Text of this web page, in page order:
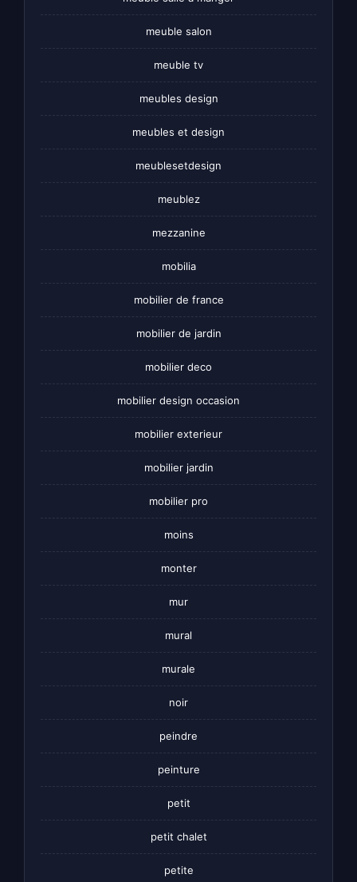
meuble salon
meuble tv
meubles design
meubles et design
meublesetdesign
meublez
mezzanine
mobilia
mobilier de france
mobilier de jardin
mobilier deco
mobilier design occasion
mobilier exterieur
mobilier jardin
mobilier pro
moins
monter
mur
mural
murale
noir
peindre
peinture
petit
petit chalet
petite